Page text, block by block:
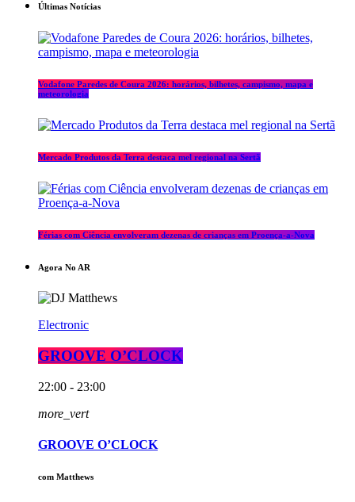
Últimas Notícias
Vodafone Paredes de Coura 2026: horários, bilhetes, campismo, mapa e
meteorologia
Mercado Produtos da Terra destaca mel regional na Sertã
Férias com Ciência envolveram dezenas de crianças em Proença-a-Nova
Agora No AR
Electronic
GROOVE O’CLOCK
22:00 - 23:00
more_vert
GROOVE O’CLOCK
com Matthews